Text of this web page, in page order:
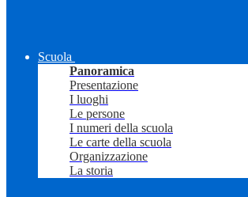
Scuola
Panoramica
Presentazione
I luoghi
Le persone
I numeri della scuola
Le carte della scuola
Organizzazione
La storia